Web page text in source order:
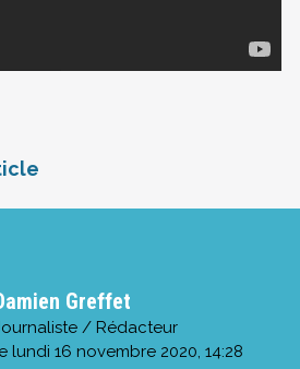
Greffet
/ Rédacteur
lundi 16 novembre 2020, 14:28